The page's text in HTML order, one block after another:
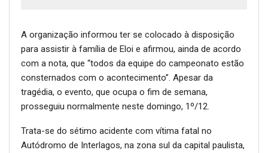
A organização informou ter se colocado à disposição
para assistir à família de Eloi e afirmou, ainda de acordo
com a nota, que “todos da equipe do campeonato estão
consternados com o acontecimento”. Apesar da
tragédia, o evento, que ocupa o fim de semana,
prosseguiu normalmente neste domingo, 1º/12.
Trata-se do sétimo acidente com vítima fatal no
Autódromo de Interlagos, na zona sul da capital paulista,